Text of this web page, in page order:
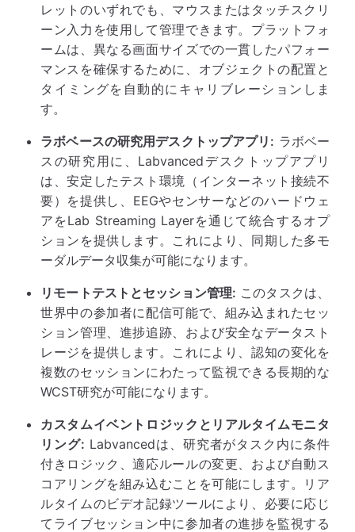
レットのいずれでも、マウスまたはタッチスクリ
ーン入力を使用して管理できます。プラットフォ
ームは、異なる画面サイズでの一貫したパフォー
マンスを確保するために、オブジェクトの配置と
タイミングを自動的にキャリブレーションしま
す。
ラボベースの研究用デスクトップアプリ: ラボベー
スの研究用に、Labvancedデスクトップアプリ
は、安定したテスト環境（インターネット接続不
要）を提供し、EEGやセンサーなどのハードウェ
アをLab Streaming Layerを通じて統合するオプ
ションを提供します。これにより、同期した多モ
ーダルデータ収集が可能になります。
リモートテストとセッション管理: このタスクは、
世界中の参加者に配信可能で、組み込まれたセッ
ション管理、進捗追跡、および安全なデータスト
レージを提供します。これにより、認知の変化を
複数のセッションにわたって監視できる長期的な
WCST研究が可能になります。
カスタムイベントロジックとリアルタイムモニタ
リング: Labvancedは、研究者がタスク内に条件
付きロジック、適応ルールの変更、および自動ス
コアリングを組み込むことを可能にします。リア
ルタイムのビデオ記録ツールにより、必要に応じ
てライブセッション中に参加者の進捗を監視する